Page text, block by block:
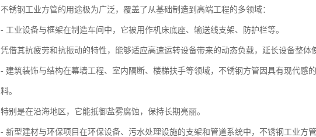
不锈钢工业方管的用途极为广泛，覆盖了从基础制造到高端工程的多领域：
- 工业设备与框架在制造车间中，它被用作机床底座、输送线支架、防护栏等。
凭借其抗疲劳和抗振动的特性，能够适应高速运转设备带来的动态负载，延长设备整体
- 建筑装饰与结构在幕墙工程、室内隔断、楼梯扶手等领域，不锈钢方管因具有现代感
料。
特别是在沿海地区，它能抵御盐雾腐蚀，保持长期亮丽。
- 新型建材与环保项目在环保设备、污水处理设施的支架和管道系统中，不锈钢工业方